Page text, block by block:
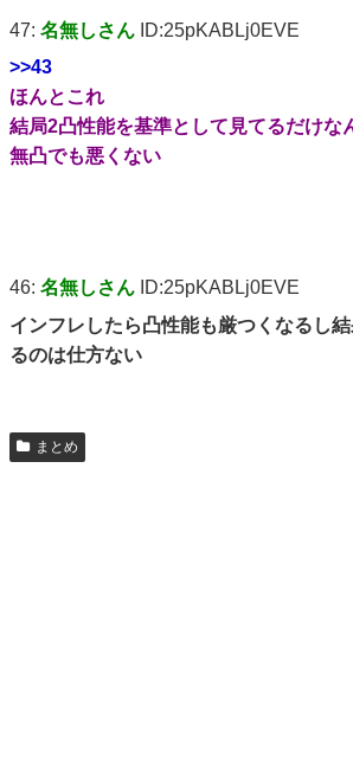
47: 名無しさん ID:25pKABLj0EVE
>>43
ほんとこれ
結局2凸性能を基準として見てるだけな
無凸でも悪くない
46: 名無しさん ID:25pKABLj0EVE
インフレしたら凸性能も厳つくなるし
るのは仕方ない
まとめ